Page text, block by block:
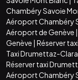
Chambéry Savoie
Aéroport Chambéry
Aéroport de Genève |
Genève | Réserver
Taxi Drumettaz-
Réserver taxi
Aéroport Chambéry